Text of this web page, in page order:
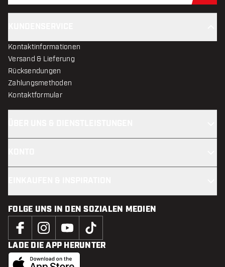
Kontaktinformationen
Versand & Lieferung
Rücksendungen
Zahlungsmethoden
Kontaktformular
FOLGE UNS IN DEN SOZIALEN MEDIEN
LADE DIE APP HERUNTER